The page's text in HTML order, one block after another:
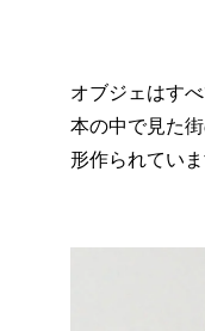
オブジェはす
本の中で見た
形作られていま